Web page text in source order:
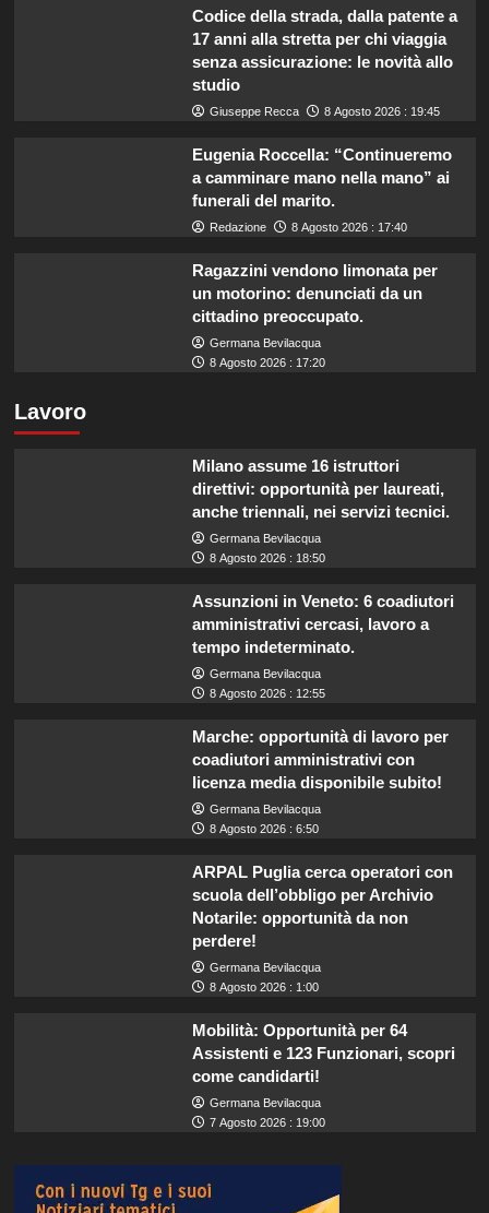
Codice della strada, dalla patente a
17 anni alla stretta per chi viaggia
senza assicurazione: le novità allo
studio
Giuseppe Recca 8 Agosto 2026 : 19:45
Eugenia Roccella: “Continueremo
a camminare mano nella mano” ai
funerali del marito.
Redazione 8 Agosto 2026 : 17:40
Ragazzini vendono limonata per
un motorino: denunciati da un
cittadino preoccupato.
Germana Bevilacqua
8 Agosto 2026 : 17:20
Lavoro
Milano assume 16 istruttori
direttivi: opportunità per laureati,
anche triennali, nei servizi tecnici.
Germana Bevilacqua
8 Agosto 2026 : 18:50
Assunzioni in Veneto: 6 coadiutori
amministrativi cercasi, lavoro a
tempo indeterminato.
Germana Bevilacqua
8 Agosto 2026 : 12:55
Marche: opportunità di lavoro per
coadiutori amministrativi con
licenza media disponibile subito!
Germana Bevilacqua
8 Agosto 2026 : 6:50
ARPAL Puglia cerca operatori con
scuola dell’obbligo per Archivio
Notarile: opportunità da non
perdere!
Germana Bevilacqua
8 Agosto 2026 : 1:00
Mobilità: Opportunità per 64
Assistenti e 123 Funzionari, scopri
come candidarti!
Germana Bevilacqua
7 Agosto 2026 : 19:00